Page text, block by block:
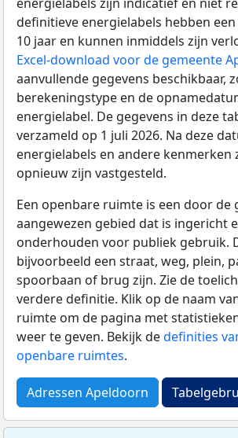
definitieve energielabels hebben
10 jaar en kunnen inmiddels zijn
Excel-download voor de gemeente
aanvullende gegevens beschikbaar,
berekeningstype en de
energielabel. De gegevens in deze
verzameld op 1 juli 2026. Na deze
energielabels en andere kenmerken
opnieuw zijn vastgesteld.
Een openbare ruimte is een door de
aangewezen gebied dat is ingericht
onderhouden voor publiek gebruik.
bijvoorbeeld een straat, weg, plein,
spoorbaan of brug zijn. Zie de
verdere definitie. Klik op de naam
ruimte om de pagina met
weer te geven. Bekijk dedefinities
openbare ruimtes.
Adressen Apeldoorn